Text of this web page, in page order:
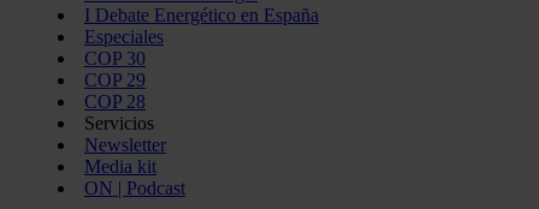
I Debate Energético en España
Especiales
COP 30
COP 29
COP 28
Servicios
Newsletter
Media kit
ON | Podcast